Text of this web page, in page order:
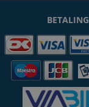
BETALING